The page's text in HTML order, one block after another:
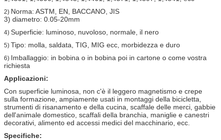
2) Norma: ASTM, EN, BACCANO, JIS
3) diametro: 0.05-20mm
4) Superficie: luminoso, nuvoloso, normale, il nero
5) Tipo: molla, saldata, TIG, MIG ecc, morbidezza e duro
6) Imballaggio: in bobina o in bobina poi in cartone o come vostra
richiesta
Applicazioni:
Con superficie luminosa, non c'è il leggero magnetismo e crepe
sulla formazione, ampiamente usati in montaggi della bicicletta,
strumenti di risanamento e della cucina, scaffale delle merci, gabbie
dell'animale domestico, scaffali della branchia, maniglie e canestri
decorativi, alimento ed accessi medici del macchinario, ecc.
Specifiche: